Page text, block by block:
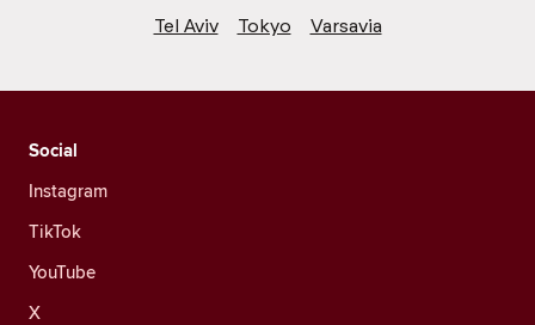
Tel Aviv
Tokyo Varsavia
Social
Instagram
TikTok
YouTube
X